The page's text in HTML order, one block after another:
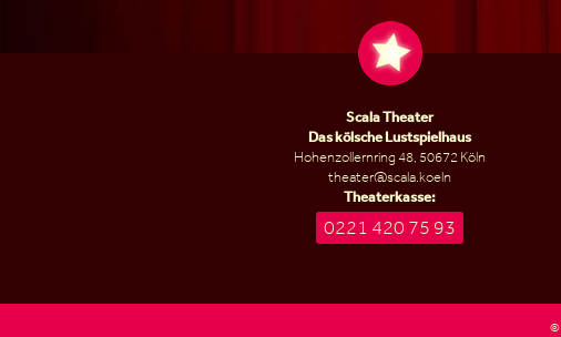
Scala Theater
Das kölsche Lustspielhaus
Hohenzollernring 48, 50672 Köln
theater@scala.koeln
Theaterkasse:
0221 420 75 93
©